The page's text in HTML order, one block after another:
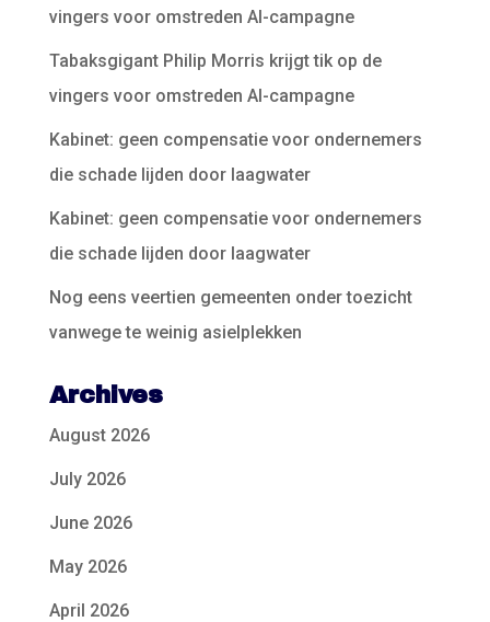
vingers voor omstreden AI-campagne
Tabaksgigant Philip Morris krijgt tik op de
vingers voor omstreden AI-campagne
Kabinet: geen compensatie voor ondernemers
die schade lijden door laagwater
Kabinet: geen compensatie voor ondernemers
die schade lijden door laagwater
Nog eens veertien gemeenten onder toezicht
vanwege te weinig asielplekken
Archives
August 2026
July 2026
June 2026
May 2026
April 2026